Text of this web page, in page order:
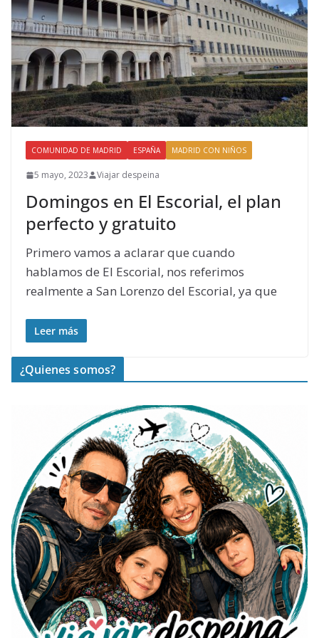
COMUNIDAD DE MADRID ESPAÑA MADRID CON NIÑOS
5 mayo, 2023 Viajar despeina
Domingos en El Escorial, el plan
perfecto y gratuito
Primero vamos a aclarar que cuando
hablamos de El Escorial, nos referimos
realmente a San Lorenzo del Escorial, ya que
Leer más
¿Quienes somos?